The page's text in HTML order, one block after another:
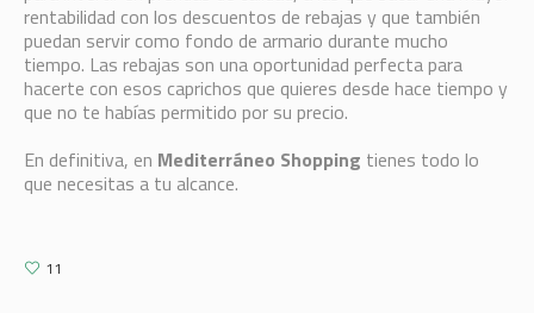
rentabilidad con los descuentos de rebajas y que también
puedan servir como fondo de armario durante mucho
tiempo. Las rebajas son una oportunidad perfecta para
hacerte con esos caprichos que quieres desde hace tiempo y
que no te habías permitido por su precio.
En definitiva, en Mediterráneo Shopping tienes todo lo
que necesitas a tu alcance.
11